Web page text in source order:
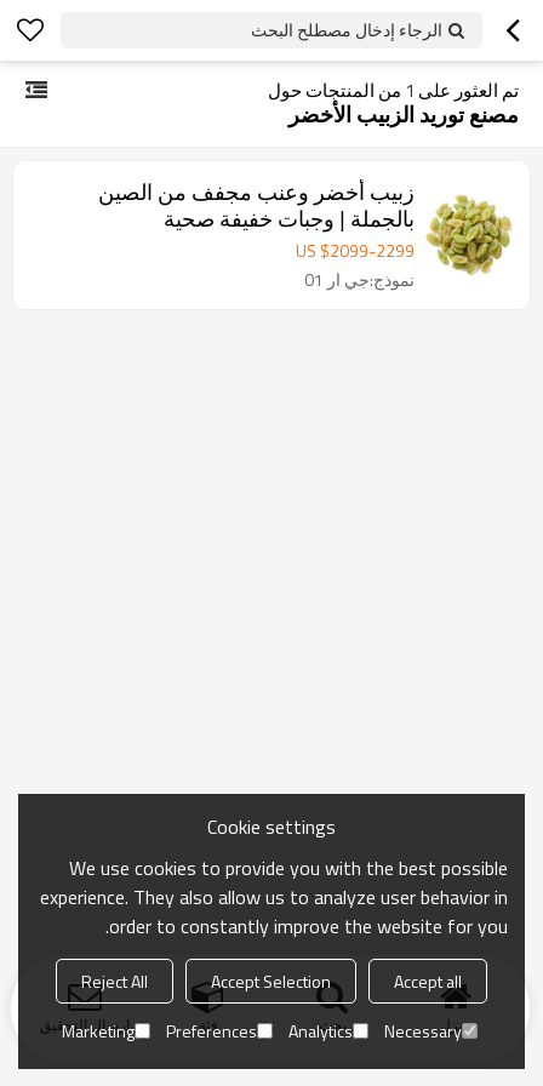
الرجاء إدخال مصطلح البحث
تم العثور على 1 من المنتجات حول
مصنع توريد الزبيب الأخضر
زبيب أخضر وعنب مجفف من الصين
بالجملة | وجبات خفيفة صحية
US $2099-2299
نموذج:جي ار 01
منزل بحث فئة ارسال التحقيق
Cookie settings
We use cookies to provide you with the best possible
experience. They also allow us to analyze user behavior in
order to constantly improve the website for you.
Accept all
Accept Selection
Reject All
Necessary
Analytics
Preferences
Marketing